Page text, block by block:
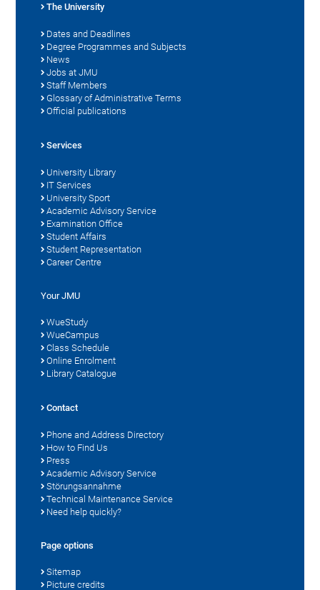
The University
Dates and Deadlines
Degree Programmes and Subjects
News
Jobs at JMU
Staff Members
Glossary of Administrative Terms
Official publications
Services
University Library
IT Services
University Sport
Academic Advisory Service
Examination Office
Student Affairs
Student Representation
Career Centre
Your JMU
WueStudy
WueCampus
Class Schedule
Online Enrolment
Library Catalogue
Contact
Phone and Address Directory
How to Find Us
Press
Academic Advisory Service
Störungsannahme
Technical Maintenance Service
Need help quickly?
Page options
Sitemap
Picture credits